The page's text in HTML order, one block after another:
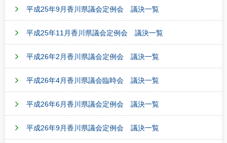
平成25年9月香川県議会定例会 議決一覧
平成25年11月香川県議会定例会 議決一覧
平成26年2月香川県議会定例会 議決一覧
平成26年4月香川県議会臨時会 議決一覧
平成26年6月香川県議会定例会 議決一覧
平成26年9月香川県議会定例会 議決一覧